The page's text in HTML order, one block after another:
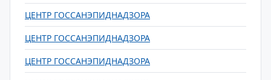
ЦЕНТР ГОССАНЭПИДНАДЗОРА
ЦЕНТР ГОССАНЭПИДНАДЗОРА
ЦЕНТР ГОССАНЭПИДНАДЗОРА